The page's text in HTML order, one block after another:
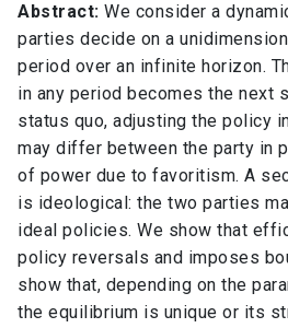
Abstract: We consider a
parties decide on a
period over an infinite horizon.
in any period becomes the next
status quo, adjusting the policy
may differ between the party in
of power due to favoritism. A
is ideological: the two parties
ideal policies. We show that
policy reversals and imposes
show that, depending on the
the equilibrium is unique or its